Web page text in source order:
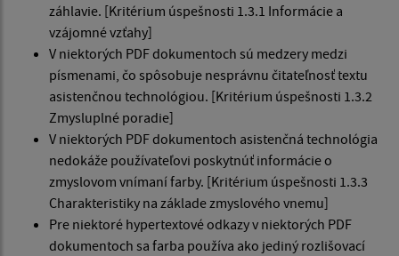
záhlavie. [Kritérium úspešnosti 1.3.1 Informácie a
vzájomné vzťahy]
V niektorých PDF dokumentoch sú medzery medzi
písmenami, čo spôsobuje nesprávnu čitateľnosť textu
asistenčnou technológiou. [Kritérium úspešnosti 1.3.2
Zmysluplné poradie]
V niektorých PDF dokumentoch asistenčná technológia
nedokáže používateľovi poskytnúť informácie o
zmyslovom vnímaní farby. [Kritérium úspešnosti 1.3.3
Charakteristiky na základe zmyslového vnemu]
Pre niektoré hypertextové odkazy v niektorých PDF
dokumentoch sa farba používa ako jediný rozlišovací